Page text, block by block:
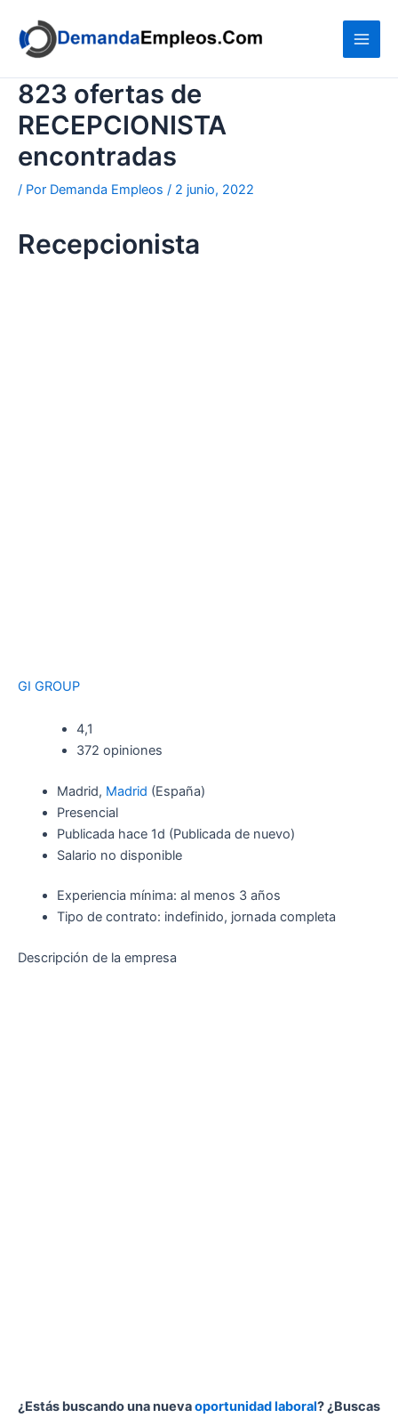
contenido
823 ofertas de
RECEPCIONISTA
encontradas
/ Por Demanda Empleos / 2 junio, 2022
Recepcionista
GI GROUP
4,1
372 opiniones
Madrid, Madrid (España)
Presencial
Publicada hace 1d (Publicada de nuevo)
Salario no disponible
Experiencia mínima: al menos 3 años
Tipo de contrato: indefinido, jornada completa
Descripción de la empresa
¿Estás buscando una nuevaoportunidadlaboral? ¿Buscas